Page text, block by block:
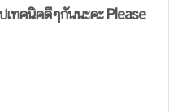
เทคนิคดีๆกันนะคะ Please